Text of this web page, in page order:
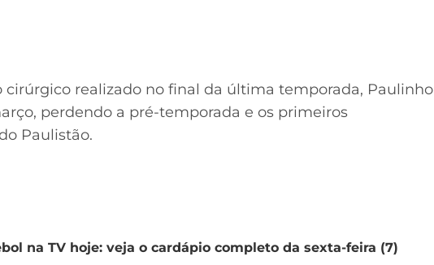
realizado no final da última temporada, Paulinho
perdendo a pré-temporada e os primeiros
Paulistão.
na TV hoje: veja o cardápio completo da sexta-feira (7)